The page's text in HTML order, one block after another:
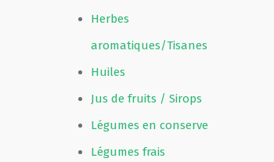
Herbes
aromatiques/Tisanes
Huiles
Jus de fruits / Sirops
Légumes en conserve
Légumes frais